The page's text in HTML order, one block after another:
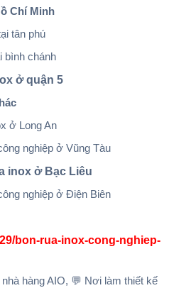
Chí Minh
tân phú
bình chánh
ở quận 5
ở Long An
nghiệp ở Vũng Tàu
inox ở Bạc Liêu
nghiệp ở Điện Biên
bon-rua-inox-cong-nghiep-
hàng AIO, 💬 Nơi làm thiết kế